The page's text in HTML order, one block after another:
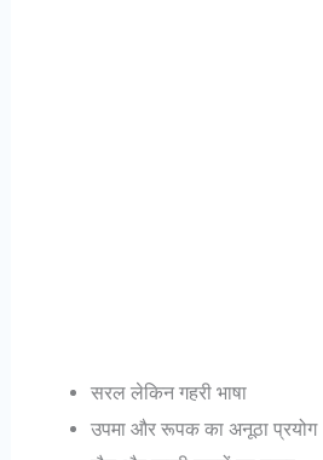
सरल लेकिन गहरी भाषा
उपमा और रूपक का अनूठा प्रयोग